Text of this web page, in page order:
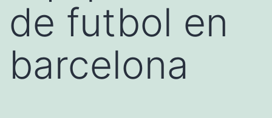
de futbol en
barcelona